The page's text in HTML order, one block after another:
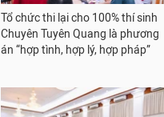
Tổ chức thi lại cho 100% thí sinh
Chuyên Tuyên Quang là phương
án “hợp tình, hợp lý, hợp pháp”